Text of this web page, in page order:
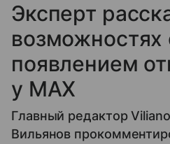
Эксперт
возможностях
появлением
у МАХ
Главный редактор
Вильянов